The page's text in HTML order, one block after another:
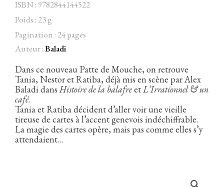
Facebook
ISBN : 9782844144522
Poids : 23 g
Pagination : 24 pages
Auteur :Baladi
Dans ce nouveau Patte de Mouche, on retrouve
Tania, Nestor et Ratiba, déjà mis en scène par Alex
Baladi dansHistoire de la balafreetL’Irrationnel & un
café.
Tania et Ratiba décident d’aller voir une vieille
tireuse de cartes à l’accent genevois indéchiffrable.
La magie des cartes opère, mais pas comme elles s’y
attendaient…